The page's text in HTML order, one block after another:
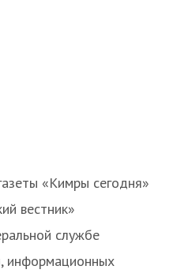
«Кимры сегодня»
вестник»
службе
информационных